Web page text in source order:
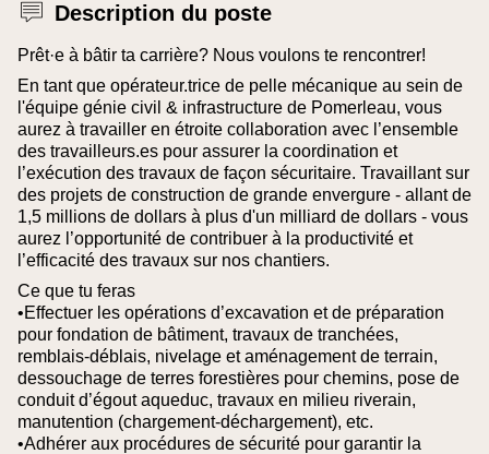
Description du poste
Prêt·e à bâtir ta carrière? Nous voulons te rencontrer!
En tant que opérateur.trice de pelle mécanique au sein de
l'équipe génie civil & infrastructure de Pomerleau, vous
aurez à travailler en étroite collaboration avec l’ensemble
des travailleurs.es pour assurer la coordination et
l’exécution des travaux de façon sécuritaire. Travaillant sur
des projets de construction de grande envergure - allant de
1,5 millions de dollars à plus d'un milliard de dollars - vous
aurez l’opportunité de contribuer à la productivité et
l’efficacité des travaux sur nos chantiers.
Ce que tu feras
•Effectuer les opérations d’excavation et de préparation
pour fondation de bâtiment, travaux de tranchées,
remblais-déblais, nivelage et aménagement de terrain,
dessouchage de terres forestières pour chemins, pose de
conduit d’égout aqueduc, travaux en milieu riverain,
manutention (chargement-déchargement), etc.
•Adhérer aux procédures de sécurité pour garantir la